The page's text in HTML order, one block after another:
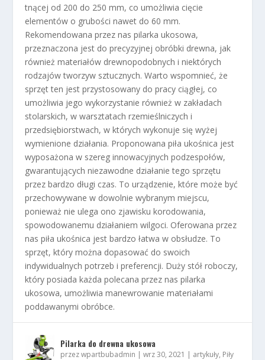
tnącej od 200 do 250 mm, co umożliwia cięcie
elementów o grubości nawet do 60 mm.
Rekomendowana przez nas pilarka ukosowa,
przeznaczona jest do precyzyjnej obróbki drewna, jak
również materiałów drewnopodobnych i niektórych
rodzajów tworzyw sztucznych. Warto wspomnieć, że
sprzęt ten jest przystosowany do pracy ciągłej, co
umożliwia jego wykorzystanie również w zakładach
stolarskich, w warsztatach rzemieślniczych i
przedsiębiorstwach, w których wykonuje się wyżej
wymienione działania. Proponowana piła ukośnica jest
wyposażona w szereg innowacyjnych podzespołów,
gwarantujących niezawodne działanie tego sprzętu
przez bardzo długi czas. To urządzenie, które może być
przechowywane w dowolnie wybranym miejscu,
ponieważ nie ulega ono zjawisku korodowania,
spowodowanemu działaniem wilgoci. Oferowana przez
nas piła ukośnica jest bardzo łatwa w obsłudze. To
sprzęt, który można dopasować do swoich
indywidualnych potrzeb i preferencji. Duży stół roboczy,
który posiada każda polecana przez nas pilarka
ukosowa, umożliwia manewrowanie materiałami
poddawanymi obróbce.
Pilarka do drewna ukosowa
przezwpartbubadmin |wrz 30, 2021 | artykuły, Piły